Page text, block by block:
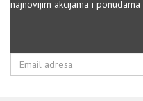
najnovijim akcijama i ponudama